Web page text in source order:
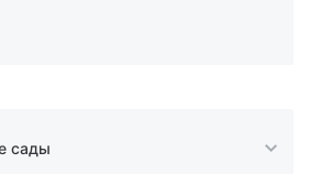
сады